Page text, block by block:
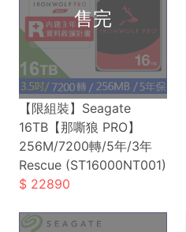
【限組裝】Seagate
16TB【那嘶狼 PRO】
256M/7200轉/5年/3年
Rescue (ST16000NT001)
22890